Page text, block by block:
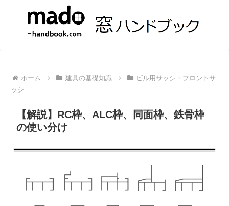
ホーム 建具の基礎知識
ビル用サッシ・フロントサ
ッシ
【解説】RC枠、ALC枠、同面枠、鉄骨枠
の使い分け